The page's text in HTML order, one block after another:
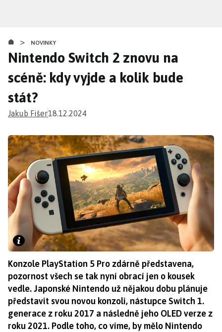
obsahu
> NOVINKY
Nintendo Switch 2 znovu na
scéně: kdy vyjde a kolik bude
stát?
Jakub Fišer18.12.2024
Konzole PlayStation 5 Pro zdárně představena,
pozornost všech se tak nyní obrací jen o kousek
vedle. Japonské Nintendo už nějakou dobu plánuje
představit svou novou konzoli, nástupce Switch 1.
generace z roku 2017 a následně jeho OLED verze z
roku 2021. Podle toho, co víme, by mělo Nintendo